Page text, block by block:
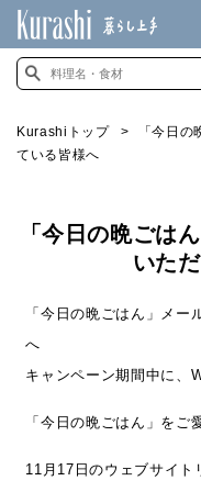
Kurashiトップ
「今日
ている皆様へ
「今日の晩ごは
いた
「今日の晩ごはん」メー
へ
キャンペーン期間中に、
「今日の晩ごはん」をご
11月17日のウェブサイト